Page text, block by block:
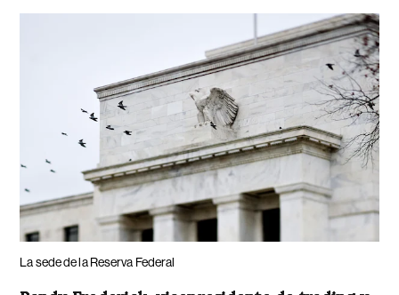
La sede de la Reserva Federal